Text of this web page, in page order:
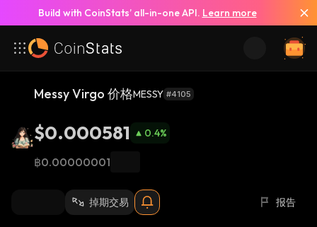
Build with CoinStats’ all-in-one API. Learn more
Messy Virgo 价格MESSY #4105
$0.000581 0.4%
฿0.00000001
掉期交易 报告